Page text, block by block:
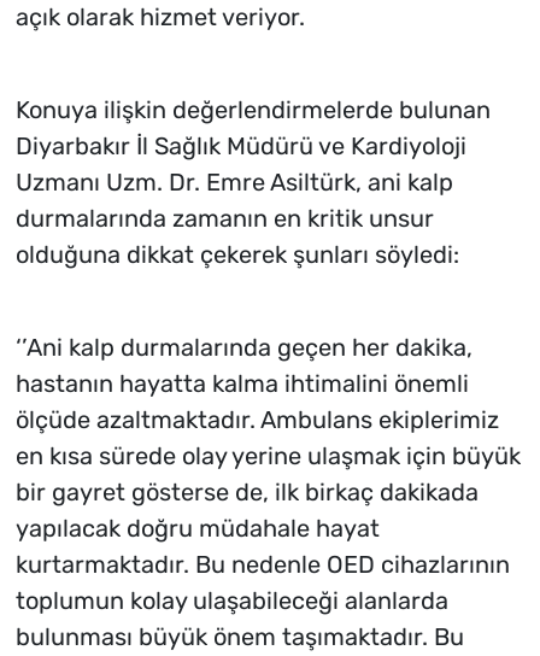
açık olarak hizmet veriyor.
Konuya ilişkin değerlendirmelerde bulunan
Diyarbakır İl Sağlık Müdürü ve Kardiyoloji
Uzmanı Uzm. Dr. Emre Asiltürk, ani kalp
durmalarında zamanın en kritik unsur
olduğuna dikkat çekerek şunları söyledi:
‘’Ani kalp durmalarında geçen her dakika,
hastanın hayatta kalma ihtimalini önemli
ölçüde azaltmaktadır. Ambulans ekiplerimiz
en kısa sürede olay yerine ulaşmak için büyük
bir gayret gösterse de, ilk birkaç dakikada
yapılacak doğru müdahale hayat
kurtarmaktadır. Bu nedenle OED cihazlarının
toplumun kolay ulaşabileceği alanlarda
bulunması büyük önem taşımaktadır. Bu